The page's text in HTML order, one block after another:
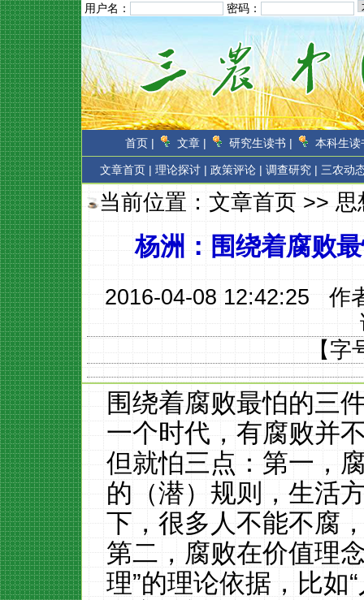
用户名： 密码：
首页 | 文章 | 研究生读书 | 本科生读
文章首页 | 理论探讨 | 政策评论 | 调查研究 | 三农动
当前位置：文章首页>>思
杨洲：围绕着腐败
2016-04-08 12:42:25 作
【字
围绕着腐败最怕的三
一个时代，有腐败并
但就怕三点：第一，
的（潜）规则，生活
下，很多人不能不腐
第二，腐败在价值理
理”的理论依据，比如